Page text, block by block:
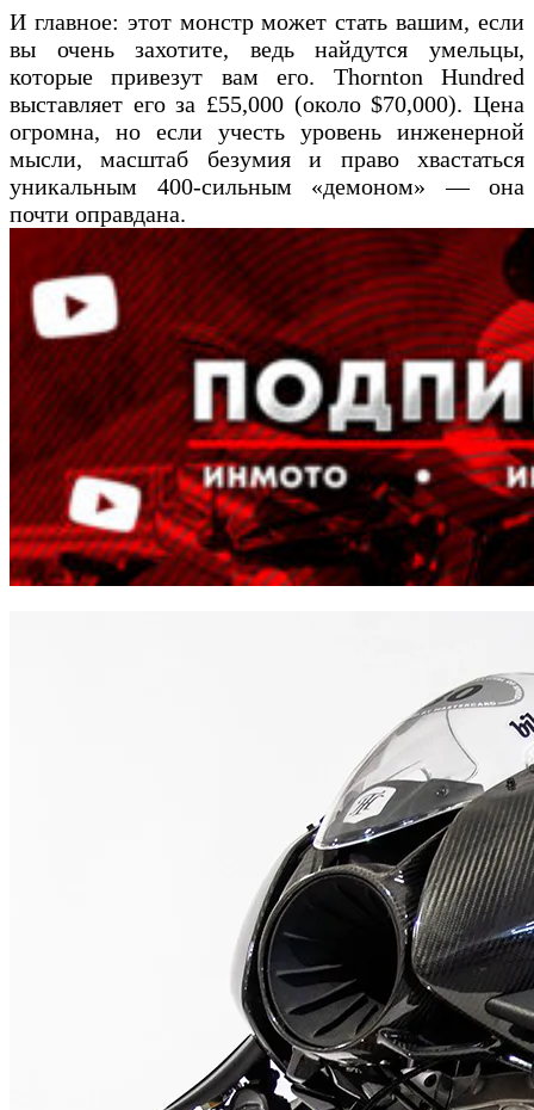
И главное: этот монстр может стать вашим, если
вы очень захотите, ведь найдутся умельцы,
которые привезут вам его. Thornton Hundred
выставляет его за £55,000 (около $70,000). Цена
огромна, но если учесть уровень инженерной
мысли, масштаб безумия и право хвастаться
уникальным 400-сильным «демоном» — она
почти оправдана.